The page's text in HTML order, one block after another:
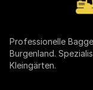
Professionelle
Burgenland.
Kleingärten.